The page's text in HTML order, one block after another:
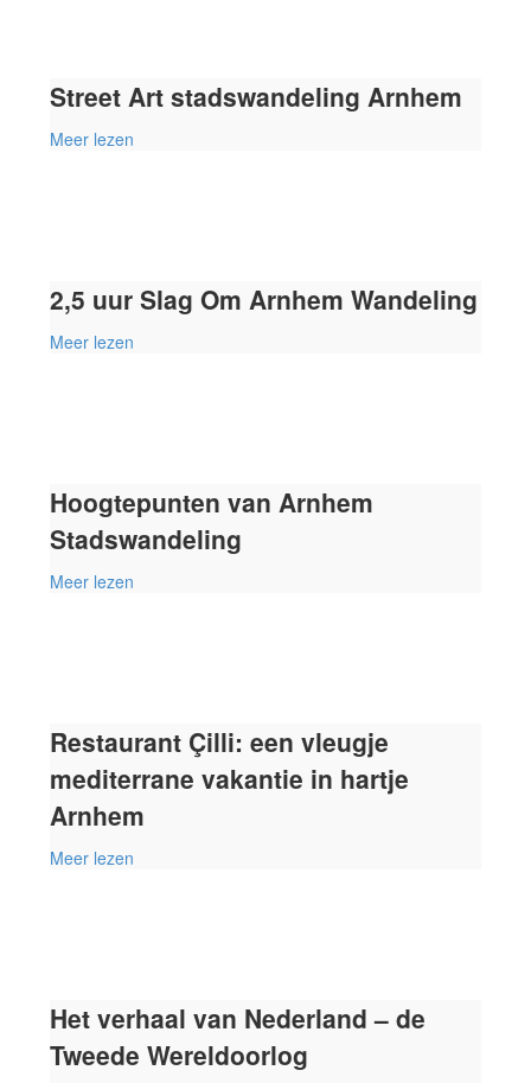
Street Art stadswandeling Arnhem
Meer lezen
2,5 uur Slag Om Arnhem Wandeling
Meer lezen
Hoogtepunten van Arnhem
Stadswandeling
Meer lezen
Restaurant Çilli: een vleugje
mediterrane vakantie in hartje
Arnhem
Meer lezen
Het verhaal van Nederland – de
Tweede Wereldoorlog